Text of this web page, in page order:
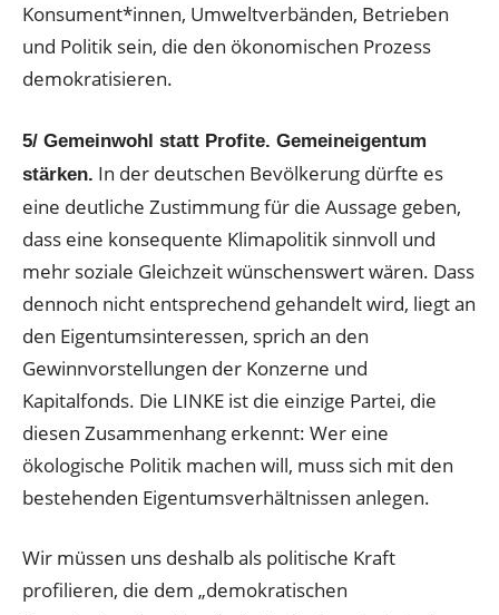
Konsument*innen, Umweltverbänden, Betrieben
und Politik sein, die den ökonomischen Prozess
demokratisieren.
5/ Gemeinwohl statt Profite. Gemeineigentum
stärken. In der deutschen Bevölkerung dürfte es
eine deutliche Zustimmung für die Aussage geben,
dass eine konsequente Klimapolitik sinnvoll und
mehr soziale Gleichzeit wünschenswert wären. Dass
dennoch nicht entsprechend gehandelt wird, liegt an
den Eigentumsinteressen, sprich an den
Gewinnvorstellungen der Konzerne und
Kapitalfonds. Die LINKE ist die einzige Partei, die
diesen Zusammenhang erkennt: Wer eine
ökologische Politik machen will, muss sich mit den
bestehenden Eigentumsverhältnissen anlegen.
Wir müssen uns deshalb als politische Kraft
profilieren, die dem „demokratischen